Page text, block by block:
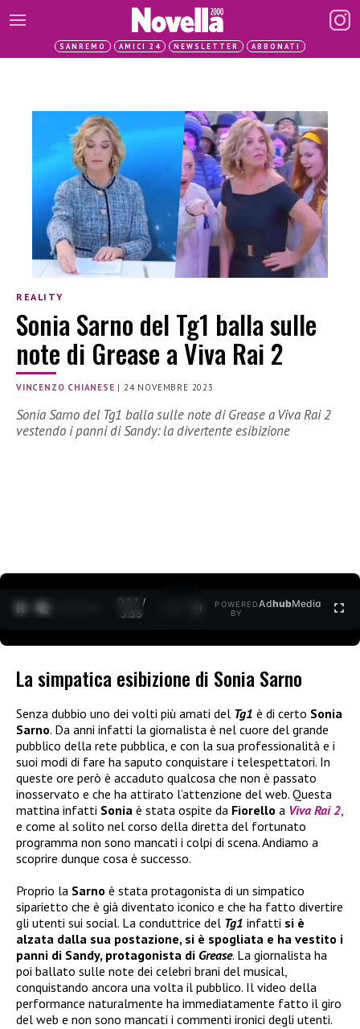
SANREMO AMICI 24 NEWSLETTER ABBONATI
REALITY
Sonia Sarno del Tg1 balla sulle
note di Grease a Viva Rai 2
VINCENZO CHIANESE |24 NOVEMBRE 2023
Sonia Sarno del Tg1 balla sulle note di Grease a Viva Rai 2
vestendo i panni di Sandy: la divertente esibizione
0:28 /
3:35
POWERED
BY
AdhubMedia
La simpatica esibizione di Sonia Sarno
Senza dubbio uno dei volti più amati del Tg1 è di certo Sonia
Sarno. Da anni infatti la giornalista è nel cuore del grande
pubblico della rete pubblica, e con la sua professionalità e i
suoi modi di fare ha saputo conquistare i telespettatori. In
queste ore però è accaduto qualcosa che non è passato
inosservato e che ha attirato l’attenzione del web. Questa
mattina infatti Sonia è stata ospite da Fiorello a Viva Rai 2,
e come al solito nel corso della diretta del fortunato
programma non sono mancati i colpi di scena. Andiamo a
scoprire dunque cosa è successo.
Proprio la Sarno è stata protagonista di un simpatico
siparietto che è già diventato iconico e che ha fatto divertire
gli utenti sui social. La conduttrice del Tg1 infatti si è
alzata dalla sua postazione, si è spogliata e ha vestito i
panni di Sandy, protagonista di Grease. La giornalista ha
poi ballato sulle note dei celebri brani del musical,
conquistando ancora una volta il pubblico. Il video della
performance naturalmente ha immediatamente fatto il giro
del web e non sono mancati i commenti ironici degli utenti.